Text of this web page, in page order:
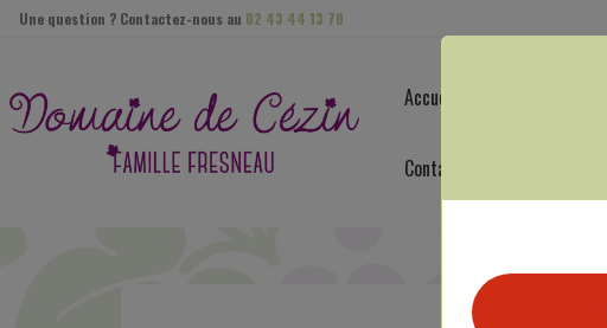
Accueil
Contact
Une question ? Contactez-nous au 02 43 44 13 70
Panneau de gestion des cookies